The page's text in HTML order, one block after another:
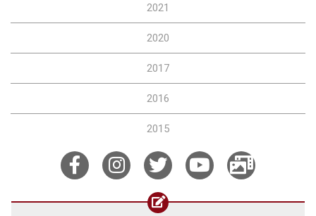
2021
2020
2017
2016
2015